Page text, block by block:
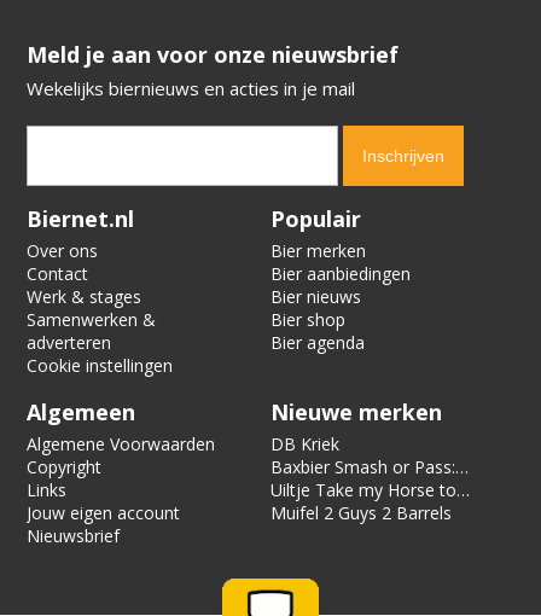
​​​​​​​Meld je aan voor onze nieuwsbrief
Wekelijks biernieuws en acties in je mail
Verification code:
Biernet.nl
Over ons
Contact
Werk & stages
Samenwerken &
adverteren
Cookie instellingen
Populair
Bier merken
Bier aanbiedingen
Bier nieuws
Bier shop
Bier agenda
Algemeen
Algemene Voorwaarden
Copyright
Links
Jouw eigen account
Nieuwsbrief
Nieuwe merken
DB Kriek
Baxbier Smash or Pass:
Strata
Uiltje Take my Horse to
the Hotel Room
Muifel 2 Guys 2 Barrels